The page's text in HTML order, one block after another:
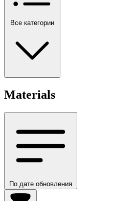
Все категории
Materials
По дате обновления